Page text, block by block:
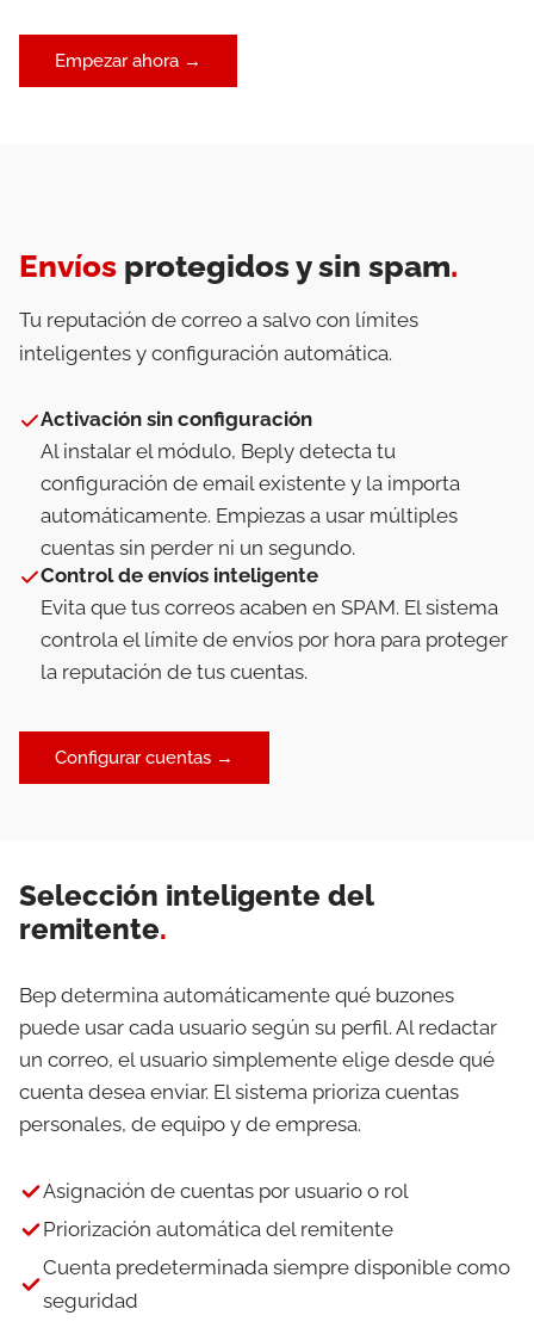
Empezar ahora →
Envíos protegidos y sin spam.
Tu reputación de correo a salvo con límites
inteligentes y configuración automática.
Activación sin configuración
Al instalar el módulo, Beply detecta tu
configuración de email existente y la importa
automáticamente. Empiezas a usar múltiples
cuentas sin perder ni un segundo.
Control de envíos inteligente
Evita que tus correos acaben en SPAM. El sistema
controla el límite de envíos por hora para proteger
la reputación de tus cuentas.
Configurar cuentas →
Selección inteligente del
remitente.
Bep determina automáticamente qué buzones
puede usar cada usuario según su perfil. Al redactar
un correo, el usuario simplemente elige desde qué
cuenta desea enviar. El sistema prioriza cuentas
personales, de equipo y de empresa.
Asignación de cuentas por usuario o rol
Priorización automática del remitente
Cuenta predeterminada siempre disponible como
seguridad